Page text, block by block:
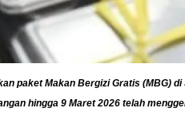
paket Makan Bergizi Gratis (MBG)
hingga 9 Maret 2026 telah